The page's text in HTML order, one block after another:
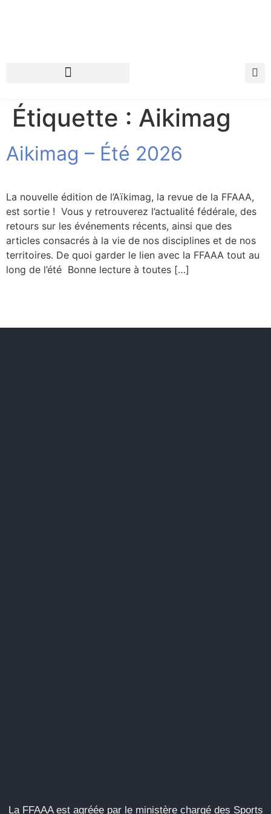
Étiquette : Aikimag
Aikimag – Été 2026
La nouvelle édition de l’Aïkimag, la revue de la FFAAA,
est sortie ! Vous y retrouverez l’actualité fédérale, des
retours sur les événements récents, ainsi que des
articles consacrés à la vie de nos disciplines et de nos
territoires. De quoi garder le lien avec la FFAAA tout au
long de l’été Bonne lecture à toutes […]
La FFAAA est agréée par le ministère chargé des Sports